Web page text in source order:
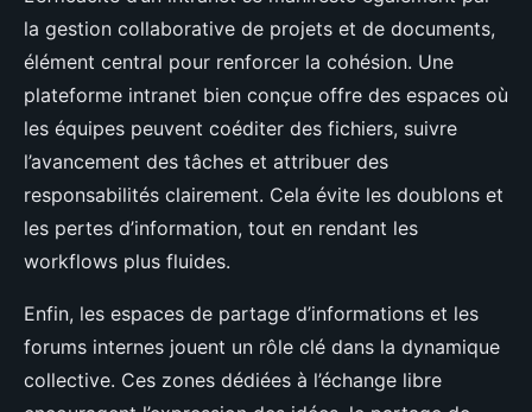
la gestion collaborative de projets et de documents,
élément central pour renforcer la cohésion. Une
plateforme intranet bien conçue offre des espaces où
les équipes peuvent coéditer des fichiers, suivre
l’avancement des tâches et attribuer des
responsabilités clairement. Cela évite les doublons et
les pertes d’information, tout en rendant les
workflows plus fluides.
Enfin, les espaces de partage d’informations et les
forums internes jouent un rôle clé dans la dynamique
collective. Ces zones dédiées à l’échange libre